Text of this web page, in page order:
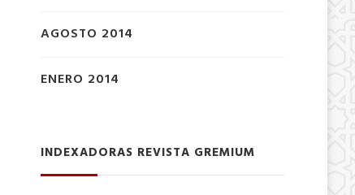
AGOSTO 2014
ENERO 2014
INDEXADORAS REVISTA GREMIUM